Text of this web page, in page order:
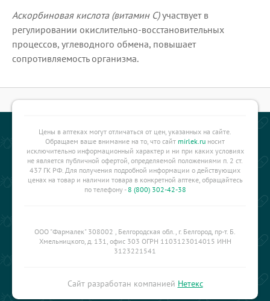
Аскорбиновая кислота (витамин С)участвует в
регулировании окислительно-восстановительных
процессов, углеводного обмена, повышает
сопротивляемость организма.
Цены в аптеках могут отличаться от цен, указанных на сайте.
Обращаем ваше внимание на то, что сайт mirlek.ru носит
исключительно информационный характер и ни при каких условиях
не является публичной офертой, определяемой положениями п. 2 ст.
437 ГК РФ. Для получения подробной информации о действующих
ценах на товар и наличии товара в конкретной аптеке, обращайтесь
по телефону -8 (800) 302-42-38
ООО "Фармалек" 308002 , Белгородская обл., г. Белгород, пр-т. Б.
Хмельницкого, д. 131, офис 303 ОГРН 1103123014015 ИНН
3123221541
Сайт разработан компанией Нетекс